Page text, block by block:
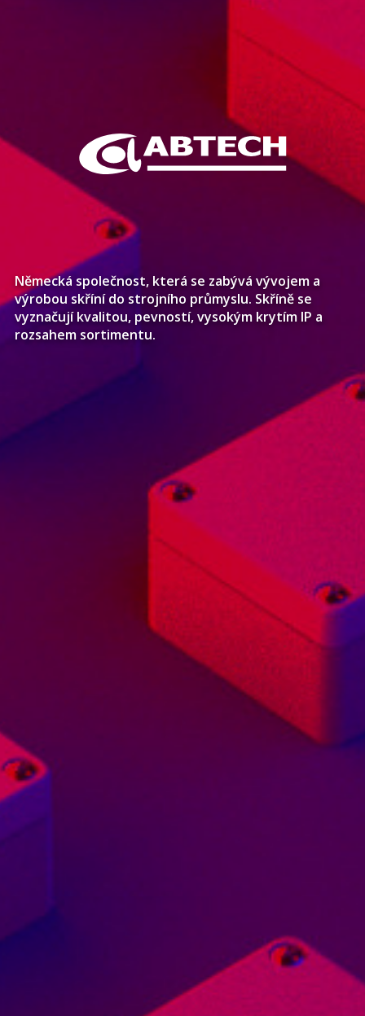
Německá společnost, která se zabývá vývojem a
výrobou skříní do strojního průmyslu. Skříně se
vyznačují kvalitou, pevností, vysokým krytím IP a
rozsahem sortimentu.